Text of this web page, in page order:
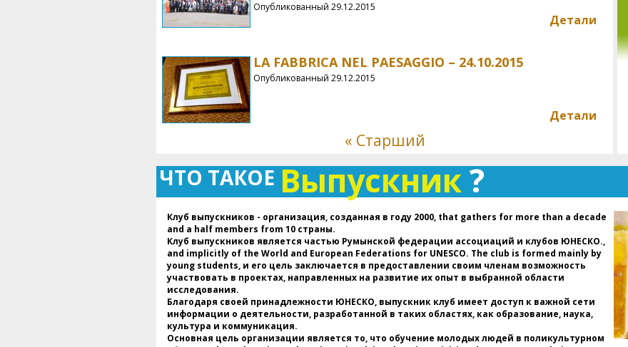
Детали
Опубликованный 29.12.2015
LA FABBRICA NEL PAESAGGIO – 24.10.2015
Детали
Опубликованный 29.12.2015
« Старший
ЧТО ТАКОЕ Выпускник?
Клуб выпускников - организация, созданная в году 2000, that gathers for more than a decade
and a half members from 10 страны.
Клуб выпускников является частью Румынской федерации ассоциаций и клубов ЮНЕСКО.,
and implicitly of the World and European Federations for UNESCO. The club is formed mainly by
young students, и его цель заключается в предоставлении своим членам возможность
участвовать в проектах, направленных на развитие их опыт в выбранной области
исследования.
Благодаря своей принадлежности ЮНЕСКО, выпускник клуб имеет доступ к важной сети
информации о деятельности, разработанной в таких областях, как образование, наука,
культура и коммуникация.
Основная цель организации является то, что обучение молодых людей в поликультурном